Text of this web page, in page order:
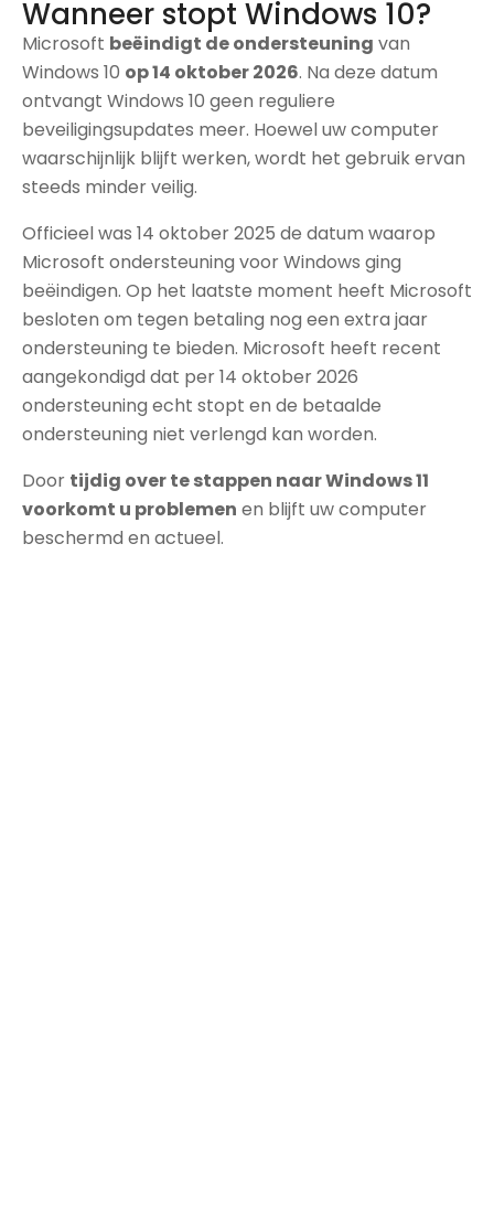
Wanneer stopt Windows 10?
Microsoft beëindigt de ondersteuning van
Windows 10 op 14 oktober 2026. Na deze datum
ontvangt Windows 10 geen reguliere
beveiligingsupdates meer. Hoewel uw computer
waarschijnlijk blijft werken, wordt het gebruik ervan
steeds minder veilig.
Officieel was 14 oktober 2025 de datum waarop
Microsoft ondersteuning voor Windows ging
beëindigen. Op het laatste moment heeft Microsoft
besloten om tegen betaling nog een extra jaar
ondersteuning te bieden. Microsoft heeft recent
aangekondigd dat per 14 oktober 2026
ondersteuning echt stopt en de betaalde
ondersteuning niet verlengd kan worden.
Door tijdig over te stappen naar Windows 11
voorkomt u problemen en blijft uw computer
beschermd en actueel.